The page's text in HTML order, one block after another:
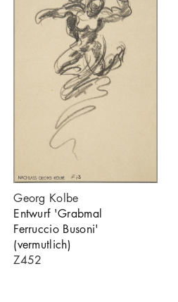
Georg Kolbe
Entwurf 'Grabmal
Ferruccio Busoni'
(vermutlich)
Z452